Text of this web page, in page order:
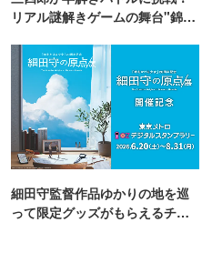
リアル謎解きゲームの舞台"錦糸
細田守監督作品ゆかりの地を巡
って限定グッズがもらえるチャ